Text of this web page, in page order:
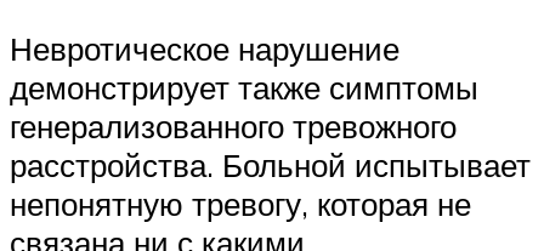
Невротическое нарушение
демонстрирует также симптомы
генерализованного тревожного
расстройства. Больной испытывает
непонятную тревогу, которая не
связана ни с какими